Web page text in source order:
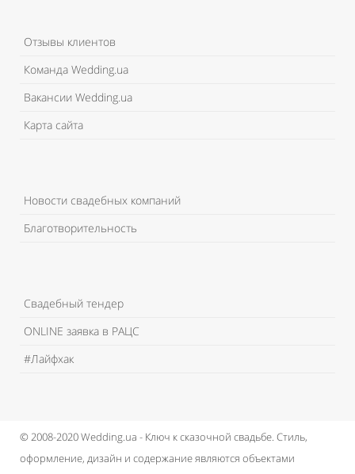
Отзывы клиентов
Команда Wedding.ua
Вакансии Wedding.ua
Карта сайта
Новости свадебных компаний
Благотворительность
Свадебный тендер
ONLINE заявка в РАЦС
#Лайфхак
© 2008-2020 Wedding.ua - Ключ к сказочной свадьбе. Стиль,
оформление, дизайн и содержание являются объектами